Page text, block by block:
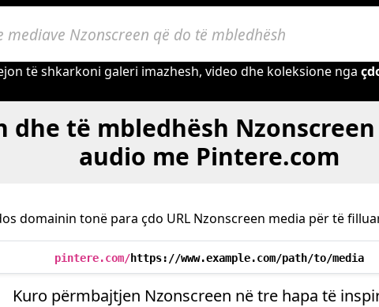
të shkarkoni galeri imazhesh, video dhe koleksione nga
dhe të mbledhësh
audio me Pintere.com
domainin tonë para çdo URL Nzonscreen media për të
pintere.com/https://www.example.com/path/to/media
Kuro përmbajtjen Nzonscreen në tre hapa të